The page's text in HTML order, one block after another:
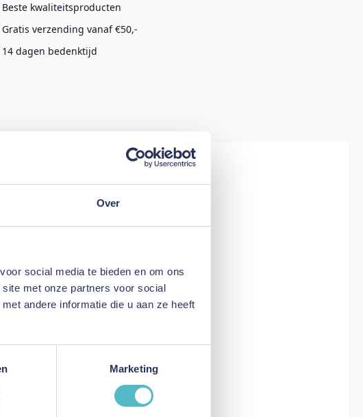
Over
social media te bieden en om ons
met onze partners voor social
andere informatie die u aan ze heeft
Marketing
Beste kwaliteitsproducten
Gratis verzending vanaf €50,-
14 dagen bedenktijd
by reCAPTCHA - the
Terms of Service